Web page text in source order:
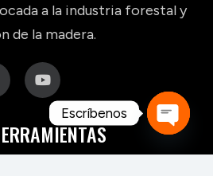
a la industria forestal y
de la madera.
Escríbenos